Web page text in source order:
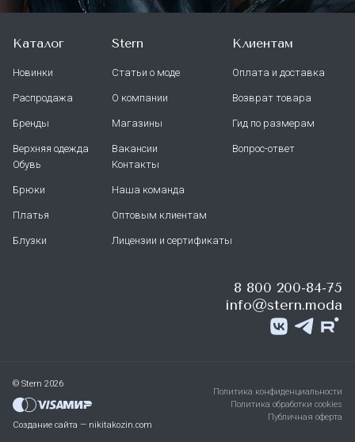
Каталог
Новинки
Распродажа
Бренды
Верхняя одежда
Обувь
Брюки
Платья
Блузки
Stern
Статьи о моде
О компании
Магазины
Вакансии
Контакты
Наша команда
Оптовым клиентам
Лицензии и сертификаты
Клиентам
Оплата и доставка
Возврат товара
Гид по размерам
Вопрос-ответ
8 800 200-84-75
info@stern.moda
© Stern 2026
Создание сайта — nikitakozin.com
Политика конфиденциальности
Политика обработки cookies
Публичная оферта